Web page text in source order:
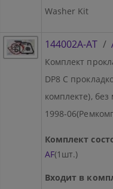
Washer Kit
144002A-AT /
Комплект
DP8 C
комплекте),
1998-
Комплект
AF(1шт.)
Входит в